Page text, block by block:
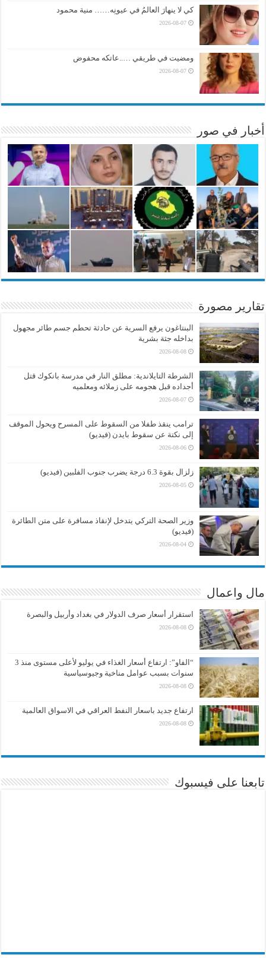
كي لا ينهارَ العالمُ في عيونِه…… منية محمود
2026-08-07
ومضيت في طريقي …..عاتكه محفوض
2026-08-07
أخبار في صور
تقارير مصورة
البنتاغون يرفع السرية عن حادثة تحطم جسم طائر مجهول
بداخله جثة بشرية
2026-08-08
الشرطة التايلاندية: مطلق النار في مدرسة بانكوك قتل
أجداده قبل هجومه على زملائه ومعلميه
2026-08-07
ترامب ينقذ طفلا من السقوط على المسرح ويحول الموقف
إلى نكتة عن سقوط بايدن (فيديو)
2026-08-06
زلزال بقوة 6.3 درجة يضرب جنوب الفلبين (فيديو)
2026-08-05
وزير الصحة التركي يتدخل لإنقاذ مسافرة على متن الطائرة
(فيديو)
2026-08-04
مال واعمال
استقرار أسعار صرف الدولار في بغداد وأربيل والبصرة
2026-08-08
“الفاو”: ارتفاع أسعار الغذاء في يوليو لأعلى مستوى منذ 3
سنوات بسبب عوامل مناخية وجيوسياسية
2026-08-08
ارتفاع جديد باسعار النفط العراقي في الاسواق العالمية
2026-08-08
تابعنا على فيسبوك